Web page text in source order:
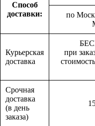
Способ
доставки:
по
Курьерская
доставка
при
Срочная
доставка
(в день
заказа)